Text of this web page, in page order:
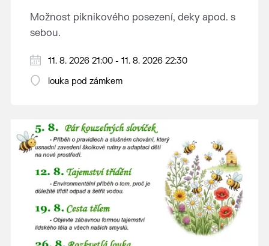
Možnost piknikového posezení, deky apod. s
sebou.
V případě nepřízně počasí se promítání ruší.
Kino otevřeno hodinu před promítáním,
11. 8. 2026 21:00 - 11. 8. 2026 22:30
louka pod zámkem